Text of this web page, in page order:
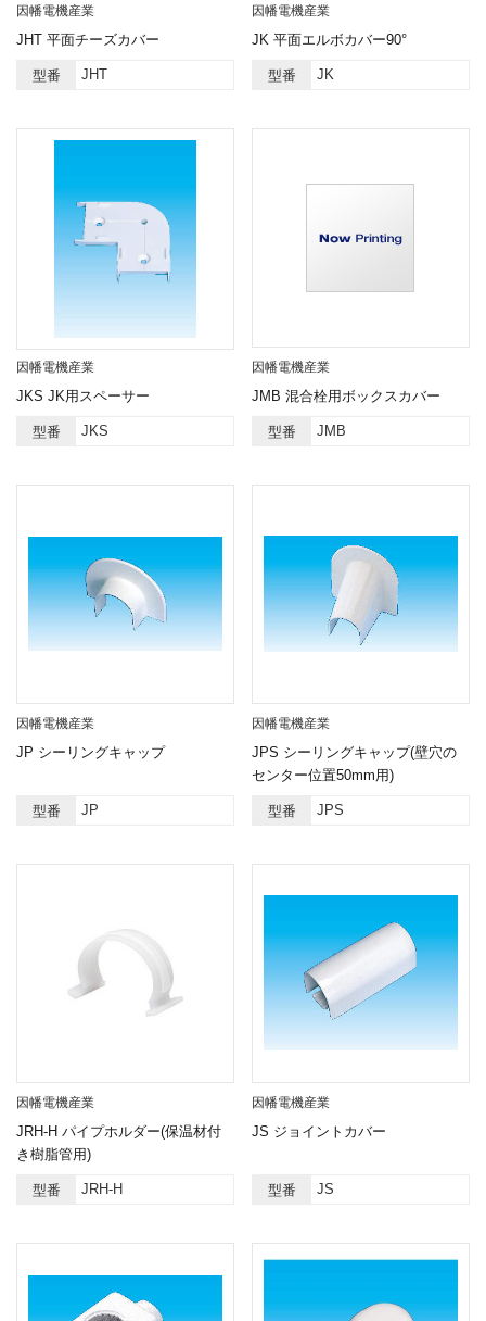
因幡電機産業
JHT 平面チーズカバー
型番 JHT
因幡電機産業
JK 平面エルボカバー90°
型番 JK
因幡電機産業
JKS JK用スペーサー
型番 JKS
因幡電機産業
JMB 混合栓用ボックスカバー
型番 JMB
因幡電機産業
JP シーリングキャップ
型番 JP
因幡電機産業
JPS シーリングキャップ(壁穴の
センター位置50mm用)
型番 JPS
因幡電機産業
JRH-H パイプホルダー(保温材付
き樹脂管用)
型番 JRH-H
因幡電機産業
JS ジョイントカバー
型番 JS